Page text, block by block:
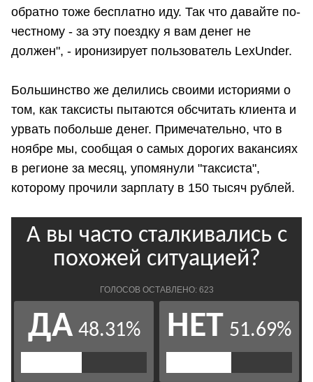
обратно тоже бесплатно иду. Так что давайте по-
честному - за эту поездку я вам денег не
должен", - иронизирует пользователь LexUnder.
Большинство же делились своими историями о
том, как таксисты пытаются обсчитать клиента и
урвать побольше денег. Примечательно, что в
ноябре мы, сообщая о самых дорогих вакансиях
в регионе за месяц, упомянули "таксиста",
которому прочили зарплату в 150 тысяч рублей.